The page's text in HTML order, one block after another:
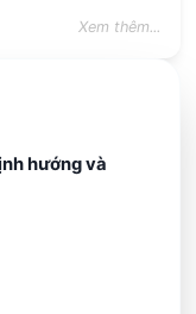
Xem thêm...
hướng và